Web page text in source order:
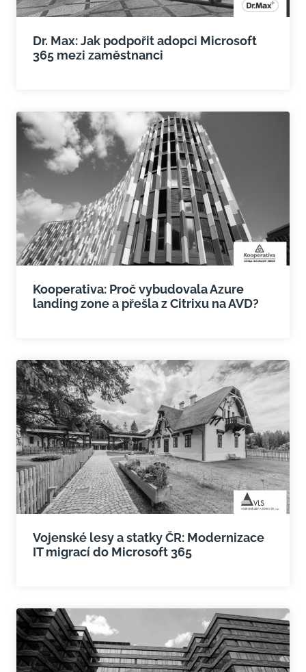
Dr. Max: Jak podpořit adopci Microsoft
365 mezi zaměstnanci
Kooperativa: Proč vybudovala Azure
landing zone a přešla z Citrixu na AVD?
Vojenské lesy a statky ČR: Modernizace
IT migrací do Microsoft 365